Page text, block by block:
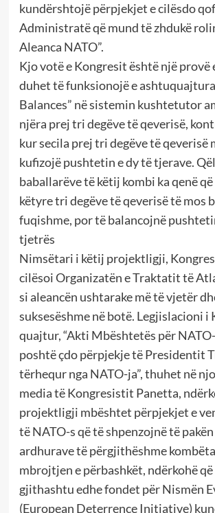
kundërshtojë përpjekjet e cilësdo
Administratë që mund të zhdukë
Aleanca NATO”.
Kjo votë e Kongresit është një provë
duhet të funksionojë e
Balances” në sistemin kushtetutor
njëra prej tri degëve të qeverisë,
kur secila prej tri degëve të qeverisë
kufizojë pushtetin e dy të tjerave.
baballarëve të këtij kombi ka qenë
këtyre tri degëve të qeverisë të mos
fuqishme, por të balancojnë
tjetrës
Nimsëtari i këtij projektligji,
cilësoi Organizatën e Traktatit të
si aleancën ushtarake më të vjetër
suksesëshme në botë. Legjislacioni i
quajtur, “Akti Mbështetës për NATO-
poshtë çdo përpjekje të Presidentit
tërhequr nga NATO-ja”, thuhet në
media të Kongresistit Panetta,
projektligji mbështet përpjekjet e
të NATO-s që të shpenzojnë të
ardhurave të përgjithëshme
mbrojtjen e përbashkët, ndërkohë
gjithashtu edhe fondet për Nismën
(European Deterrence Initiative)